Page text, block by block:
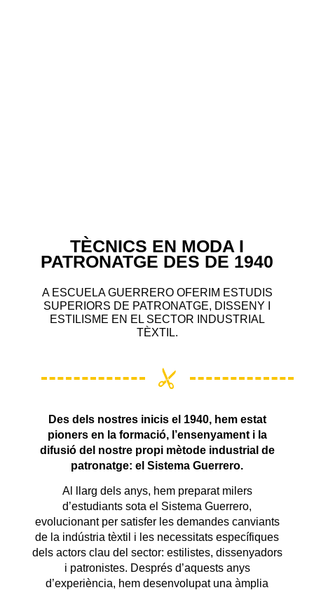
TÈCNICS EN MODA I
PATRONATGE DES DE 1940
A ESCUELA GUERRERO OFERIM ESTUDIS
SUPERIORS DE PATRONATGE, DISSENY I
ESTILISME EN EL SECTOR INDUSTRIAL
TÈXTIL.
Des dels nostres inicis el 1940, hem estat
pioners en la formació, l’ensenyament i la
difusió del nostre propi mètode industrial de
patronatge: el Sistema Guerrero.
Al llarg dels anys, hem preparat milers
d’estudiants sota el Sistema Guerrero,
evolucionant per satisfer les demandes canviants
de la indústria tèxtil i les necessitats específiques
dels actors clau del sector: estilistes, dissenyadors
i patronistes. Després d’aquests anys
d’experiència, hem desenvolupat una àmplia